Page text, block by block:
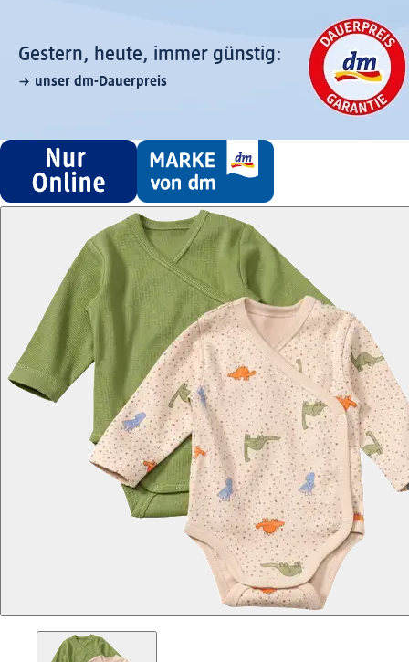
Gestern, heute, immer günstig:
unser dm-Dauerpreis